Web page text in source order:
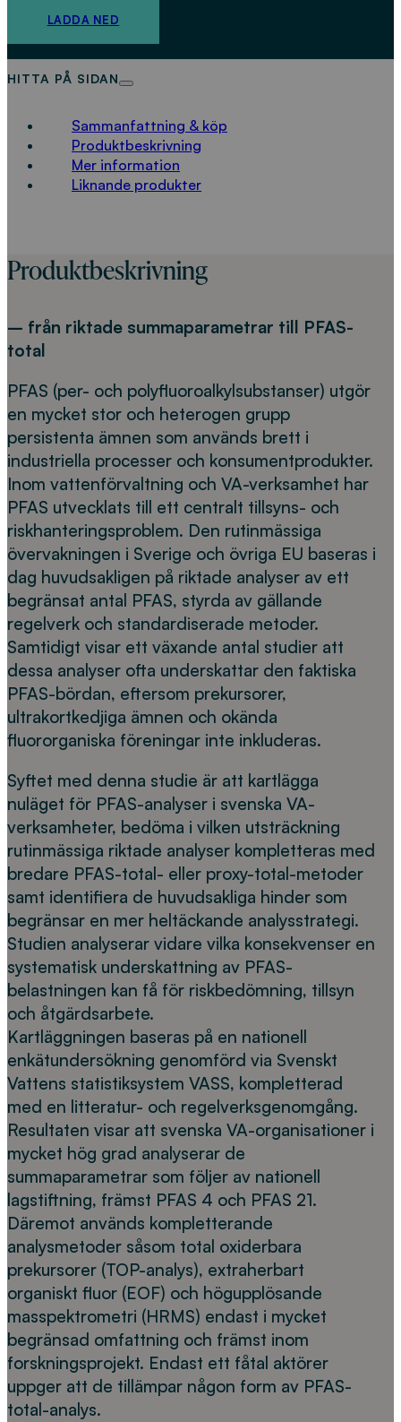
LADDA NED
HITTA PÅ SIDAN
Sammanfattning & köp
Produktbeskrivning
Mer information
Liknande produkter
Produktbeskrivning
– från riktade summaparametrar till PFAS-
total
PFAS (per- och polyfluoroalkylsubstanser) utgör
en mycket stor och heterogen grupp
persistenta ämnen som används brett i
industriella processer och konsumentprodukter.
Inom vattenförvaltning och VA-verksamhet har
PFAS utvecklats till ett centralt tillsyns- och
riskhanteringsproblem. Den rutinmässiga
övervakningen i Sverige och övriga EU baseras i
dag huvudsakligen på riktade analyser av ett
begränsat antal PFAS, styrda av gällande
regelverk och standardiserade metoder.
Samtidigt visar ett växande antal studier att
dessa analyser ofta underskattar den faktiska
PFAS-bördan, eftersom prekursorer,
ultrakortkedjiga ämnen och okända
fluororganiska föreningar inte inkluderas.
Syftet med denna studie är att kartlägga
nuläget för PFAS-analyser i svenska VA-
verksamheter, bedöma i vilken utsträckning
rutinmässiga riktade analyser kompletteras med
bredare PFAS-total- eller proxy-total-metoder
samt identifiera de huvudsakliga hinder som
begränsar en mer heltäckande analysstrategi.
Studien analyserar vidare vilka konsekvenser en
systematisk underskattning av PFAS-
belastningen kan få för riskbedömning, tillsyn
och åtgärdsarbete.
Kartläggningen baseras på en nationell
enkätundersökning genomförd via Svenskt
Vattens statistiksystem VASS, kompletterad
med en litteratur- och regelverksgenomgång.
Resultaten visar att svenska VA-organisationer i
mycket hög grad analyserar de
summaparametrar som följer av nationell
lagstiftning, främst PFAS 4 och PFAS 21.
Däremot används kompletterande
analysmetoder såsom total oxiderbara
prekursorer (TOP-analys), extraherbart
organiskt fluor (EOF) och högupplösande
masspektrometri (HRMS) endast i mycket
begränsad omfattning och främst inom
forskningsprojekt. Endast ett fåtal aktörer
uppger att de tillämpar någon form av PFAS-
total-analys.